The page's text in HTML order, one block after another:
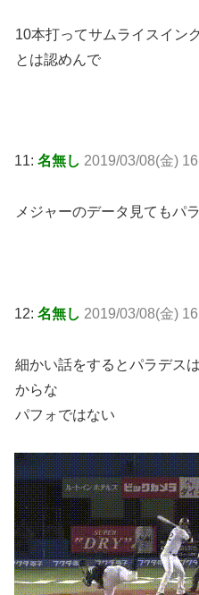
10本打ってサムライスイン
とは認めんで
11: 名無し 2019/03/08(金)
メジャーのデータ見てもパ
12: 名無し 2019/03/08(金)
細かい話をするとパラデス
からな
パフォではない